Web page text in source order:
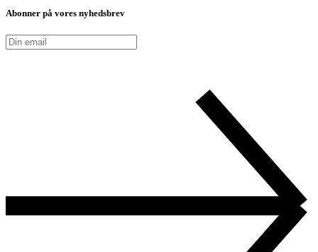
Abonner på vores nyhedsbrev